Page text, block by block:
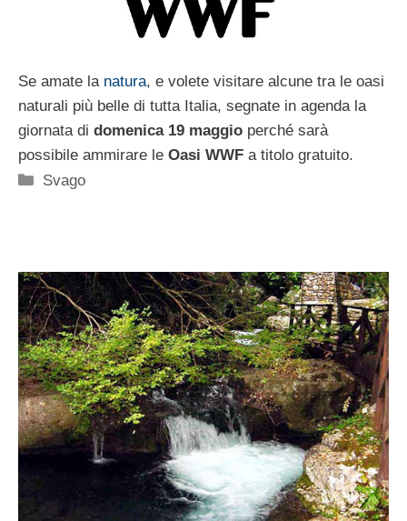
Se amate la natura, e volete visitare alcune tra le oasi
naturali più belle di tutta Italia, segnate in agenda la
giornata di domenica 19 maggio perché sarà
possibile ammirare le Oasi WWF a titolo gratuito.
Categorie
Svago